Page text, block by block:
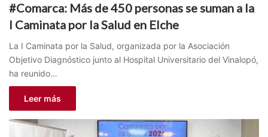
#Comarca: Más de 450 personas se suman a la
I Caminata por la Salud en Elche
La I Caminata por la Salud, organizada por la Asociación
Objetivo Diagnóstico junto al Hospital Universitario del Vinalopó,
ha reunido…
Leer más